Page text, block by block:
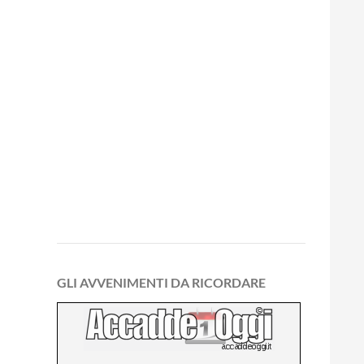
GLI AVVENIMENTI DA RICORDARE